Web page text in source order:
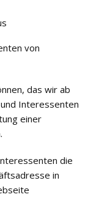
von
das wir ab
Interessenten
einer
die
in